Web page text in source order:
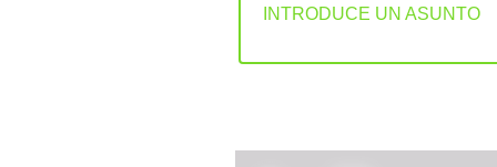
INTRODUCE UN ASUNTO